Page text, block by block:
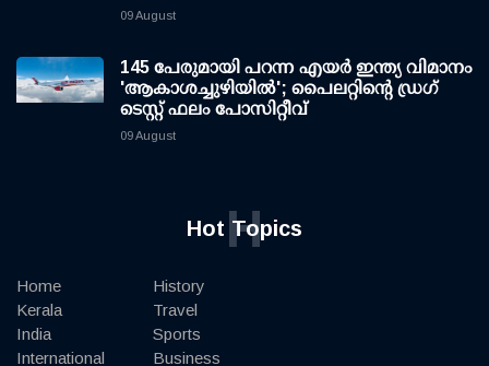
09 August
145 പേരുമായി പറന്ന എയര്‍ ഇന്ത്യ വിമാനം
'ആകാശച്ചുഴിയില്‍'; പൈലറ്റിന്റെ ഡ്രഗ്
ടെസ്റ്റ് ഫലം പോസിറ്റീവ്
09 August
Hot Topics
H
Home
Kerala
India
International
History
Travel
Sports
Business